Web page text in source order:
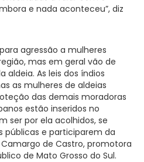
e nada aconteceu”, diz
agressão a mulheres
mas em geral vão de
aldeia. As leis dos índios
as mulheres de aldeias
das demais moradoras
estão inseridos no
ser por ela acolhidos, se
públicas e participarem da
Camargo de Castro, promotora
de Mato Grosso do Sul.